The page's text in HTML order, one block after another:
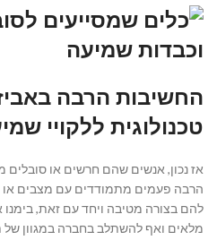
החשיבות הרבה
טכנולוגית ללקויי
אז נכון, אנשים שהם חרשים או
הרבה פעמים מתמודדים עם מצבים או
להם בצורה מטיבה ויחד עם זאת, בימנו
מלאים ואף להשתלב בחברה במגוון של